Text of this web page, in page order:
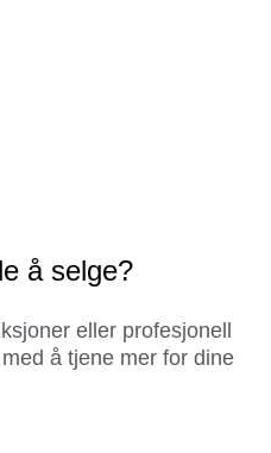
å selge?
eller profesjonell
å tjene mer for dine